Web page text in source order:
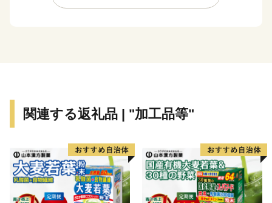
れ、多くの人でにぎわいます。郡中から少し離れた山沿
つては三代将軍徳川家光公に献上され、大変称賛された
基準をクリアしたものが中山栗と呼ばれ、日本三大栗の
一つに数えられています。また、山里の静かで集中でき
る環境の中、手作りの工芸品や加工食品が製造されてお
り、職人たちが住む「クラフト」のまちです。
関連する返礼品 | "加工品等"